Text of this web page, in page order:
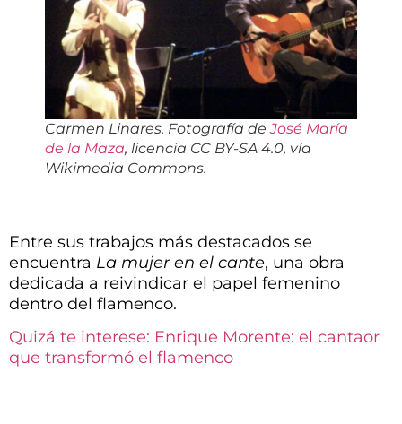
Carmen Linares. Fotografía deJosé María
de la Maza, licencia CC BY-SA 4.0, vía
Wikimedia Commons.
Entre sus trabajos más destacados se
encuentra La mujer en el cante, una obra
dedicada a reivindicar el papel femenino
dentro del flamenco.
Quizá te interese: Enrique Morente: el cantaor
que transformó el flamenco